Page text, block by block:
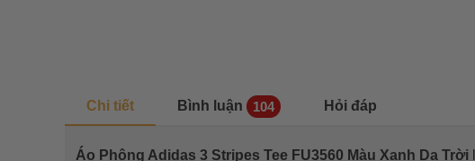
Chi tiết Bình luận 104 Hỏi đáp
Áo Phông Adidas 3 Stripes Tee FU3560 Màu Xanh Da Trời